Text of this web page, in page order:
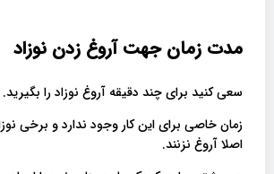
مدت زمان جهت آروغ زدن نوزاد
سعی کنید برای چند دقیقه آروغ نوزاد را بگیرید.
زمان خاصی برای این کار وجود ندارد و برخی
اصلا آروغ نزنند.